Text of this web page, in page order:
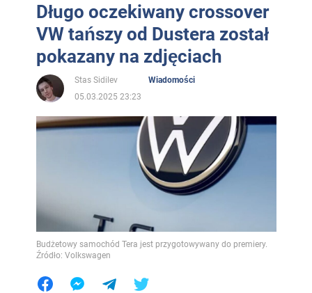
Długo oczekiwany crossover
VW tańszy od Dustera został
pokazany na zdjęciach
Stas Sidilev
Wiadomości
05.03.2025 23:23
Budżetowy samochód Tera jest przygotowywany do premiery.
Źródło: Volkswagen